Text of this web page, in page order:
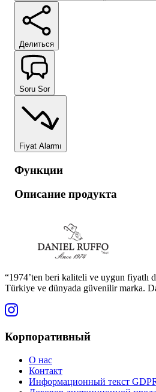
Делиться
Soru Sor
Fiyat Alarmı
Функции
Описание продукта
“1974’ten beri kaliteli ve uygun fiyatlı
Türkiye ve dünyada güvenilir marka.
Корпоративный
О нас
Контакт
Информационный текст